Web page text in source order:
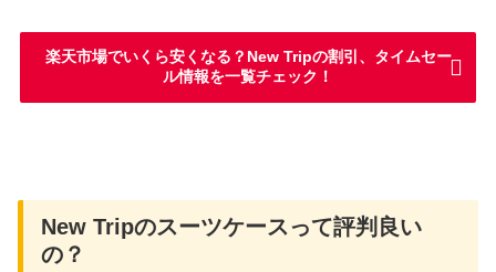
楽天市場でいくら安くなる？New Tripの割引、タイムセー
ル情報を一覧チェック！
New Tripのスーツケースって評判良い
の？